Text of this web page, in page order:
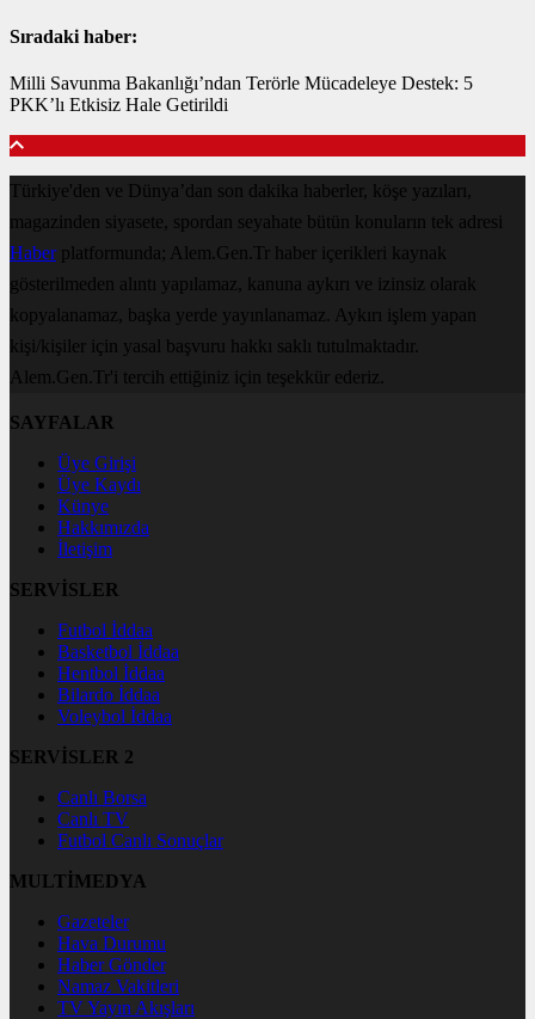
Sıradaki haber:
Milli Savunma Bakanlığı’ndan Terörle Mücadeleye Destek: 5
PKK’lı Etkisiz Hale Getirildi
Türkiye'den ve Dünya’dan son dakika haberler, köşe yazıları,
magazinden siyasete, spordan seyahate bütün konuların tek adresi
Haberplatformunda; Alem.Gen.Tr haber içerikleri kaynak
gösterilmeden alıntı yapılamaz, kanuna aykırı ve izinsiz olarak
kopyalanamaz, başka yerde yayınlanamaz. Aykırı işlem yapan
kişi/kişiler için yasal başvuru hakkı saklı tutulmaktadır.
Alem.Gen.Tr'i tercih ettiğiniz için teşekkür ederiz.
SAYFALAR
Üye Girişi
Üye Kaydı
Künye
Hakkımızda
İletişim
SERVİSLER
Futbol İddaa
Basketbol İddaa
Hentbol İddaa
Bilardo İddaa
Voleybol İddaa
SERVİSLER 2
Canlı Borsa
Canlı TV
Futbol Canlı Sonuçlar
MULTİMEDYA
Gazeteler
Hava Durumu
Haber Gönder
Namaz Vakitleri
TV Yayın Akışları